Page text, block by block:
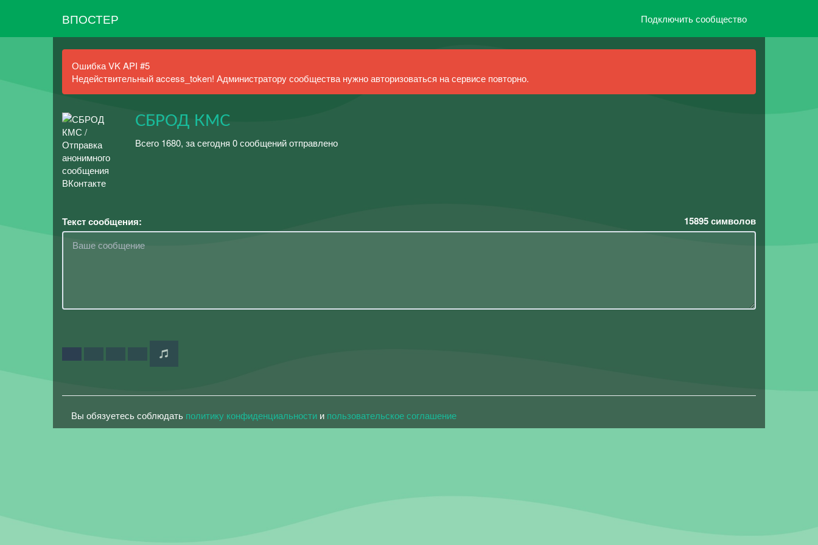
ВПОСТЕР Подключить сообщество
Ошибка VK API #5
Недействительный access_token! Администратору сообщества нужно авторизоваться на сервисе повторно.
СБРОД КМС
Всего 1680, за сегодня 0 сообщений отправлено
Текст сообщения: 15895символов
Вы обязуетесь соблюдать политику конфиденциальности и пользовательское соглашение